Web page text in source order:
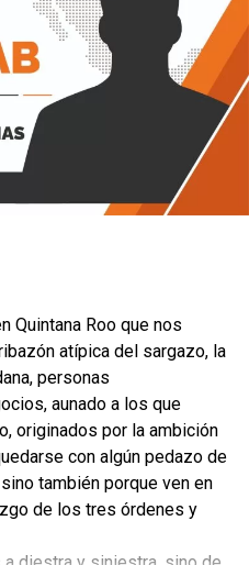
Quintana Roo que nos
atípica del sargazo, la
personas
aunado a los que
originados por la ambición
con algún pedazo de
también porque ven en
de los tres órdenes y